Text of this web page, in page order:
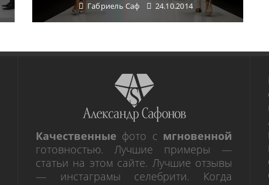
Габриель Саф 24.10.2014
Качественные фото с мгновенной
готовностью. Лучшие примеры —
статьи на этом сайте. Лучшие отзывы
— инстаграмы селебрити. Когда